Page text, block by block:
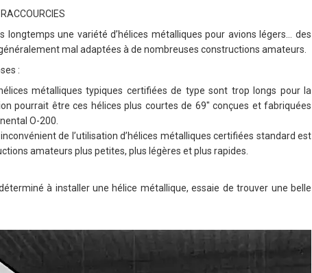
longtemps une variété d’hélices métalliques pour avions légers… des
mal adaptées à de nombreuses constructions amateurs.
:
métalliques typiques certifiées de type sont trop longs pour la
pourrait être ces hélices plus courtes de 69″ conçues et fabriquées
O-200.
de l’utilisation d’hélices métalliques certifiées standard est
amateurs plus petites, plus légères et plus rapides.
à installer une hélice métallique, essaie de trouver une belle